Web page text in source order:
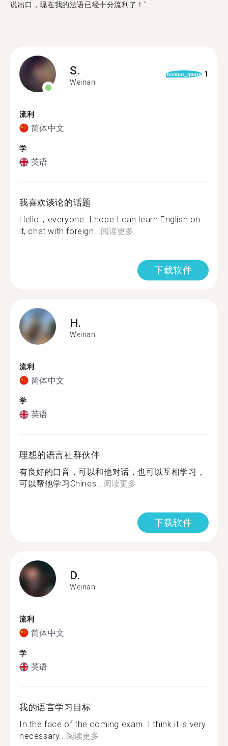
说出口，现在我的法语已经十分流利了！"
S.
Weinan
format_quote 1
流利
简体中文
学
英语
我喜欢谈论的话题
Hello，everyone. I hope I can learn English on
it, chat with foreign...阅读更多
下载软件
H.
Weinan
流利
简体中文
学
英语
理想的语言社群伙伴
有良好的口音，可以和他对话，也可以互相学习，
可以帮他学习Chines...阅读更多
下载软件
D.
Weinan
流利
简体中文
学
英语
我的语言学习目标
In the face of the coming exam. I think it is very
necessary...阅读更多